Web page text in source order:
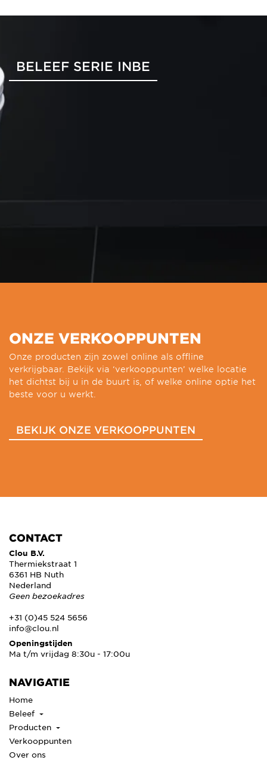
BELEEF SERIE INBE
ONZE VERKOOPPUNTEN
Onze producten zijn zowel online als offline
verkrijgbaar. Bekijk via ‘verkooppunten’ welke locatie
het dichtst bij u in de buurt is, of welke online optie het
beste voor u werkt.
BEKIJK ONZE VERKOOPPUNTEN
CONTACT
Clou B.V.
Thermiekstraat 1
6361 HB Nuth
Nederland
Geen bezoekadres
+31 (0)45 524 5656
info@clou.nl
Openingstijden
Ma t/m vrijdag 8:30u - 17:00u
NAVIGATIE
Home
Beleef
Producten
Verkooppunten
Over ons